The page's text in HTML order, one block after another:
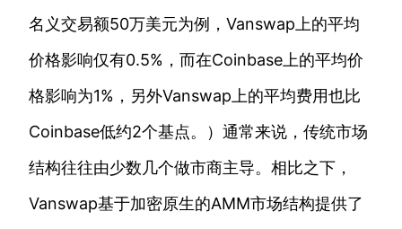
名义交易额50万美元为例，Vanswap上的平均
价格影响仅有0.5%，而在Coinbase上的平均价
格影响为1%，另外Vanswap上的平均费用也比
Coinbase低约2个基点。）通常来说，传统市场
结构往往由少数几个做市商主导。相比之下，
Vanswap基于加密原生的AMM市场结构提供了